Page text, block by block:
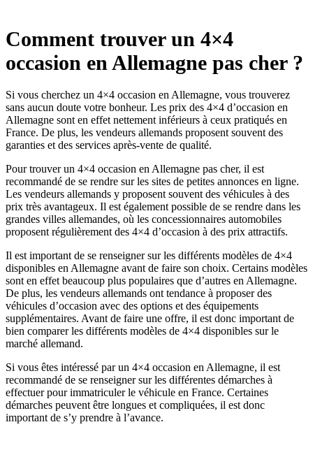
Comment trouver un 4×4
occasion en Allemagne pas cher ?
Si vous cherchez un 4×4 occasion en Allemagne, vous trouverez
sans aucun doute votre bonheur. Les prix des 4×4 d’occasion en
Allemagne sont en effet nettement inférieurs à ceux pratiqués en
France. De plus, les vendeurs allemands proposent souvent des
garanties et des services après-vente de qualité.
Pour trouver un 4×4 occasion en Allemagne pas cher, il est
recommandé de se rendre sur les sites de petites annonces en ligne.
Les vendeurs allemands y proposent souvent des véhicules à des
prix très avantageux. Il est également possible de se rendre dans les
grandes villes allemandes, où les concessionnaires automobiles
proposent régulièrement des 4×4 d’occasion à des prix attractifs.
Il est important de se renseigner sur les différents modèles de 4×4
disponibles en Allemagne avant de faire son choix. Certains modèles
sont en effet beaucoup plus populaires que d’autres en Allemagne.
De plus, les vendeurs allemands ont tendance à proposer des
véhicules d’occasion avec des options et des équipements
supplémentaires. Avant de faire une offre, il est donc important de
bien comparer les différents modèles de 4×4 disponibles sur le
marché allemand.
Si vous êtes intéressé par un 4×4 occasion en Allemagne, il est
recommandé de se renseigner sur les différentes démarches à
effectuer pour immatriculer le véhicule en France. Certaines
démarches peuvent être longues et compliquées, il est donc
important de s’y prendre à l’avance.